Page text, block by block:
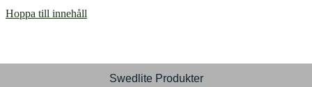
Hoppa till innehåll
Swedlite Produkter